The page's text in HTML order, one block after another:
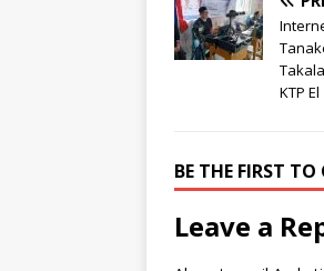
KTP El
BE THE FIRST
Leave a